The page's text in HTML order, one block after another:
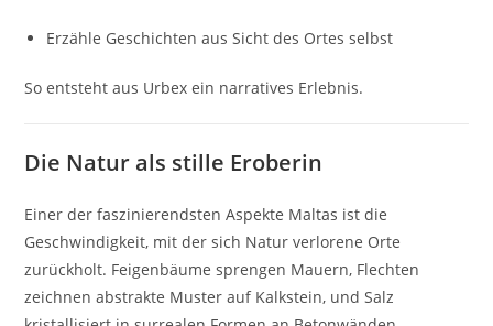
Erzähle Geschichten aus Sicht des Ortes selbst
So entsteht aus Urbex ein narratives Erlebnis.
Die Natur als stille Eroberin
Einer der faszinierendsten Aspekte Maltas ist die
Geschwindigkeit, mit der sich Natur verlorene Orte
zurückholt. Feigenbäume sprengen Mauern, Flechten
zeichnen abstrakte Muster auf Kalkstein, und Salz